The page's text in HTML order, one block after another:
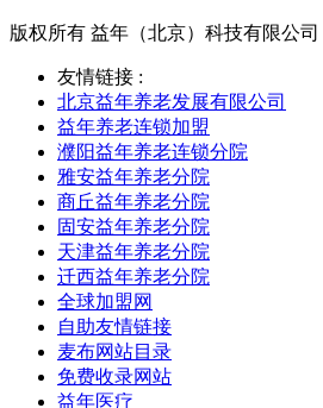
版权所有 益年（北京）科技有限公司
友情链接 :
北京益年养老发展有限公司
益年养老连锁加盟
濮阳益年养老连锁分院
雅安益年养老分院
商丘益年养老分院
固安益年养老分院
天津益年养老分院
迁西益年养老分院
全球加盟网
自助友情链接
麦布网站目录
免费收录网站
益年医疗